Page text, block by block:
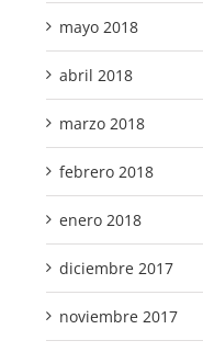
mayo 2018
abril 2018
marzo 2018
febrero 2018
enero 2018
diciembre 2017
noviembre 2017